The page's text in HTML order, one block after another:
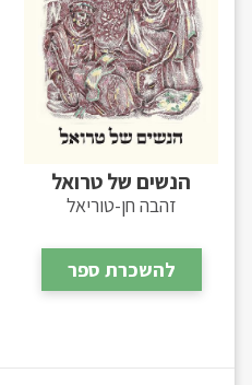
הנשים של טרואל
זהבה חן-טוריאל
להשכרת ספר